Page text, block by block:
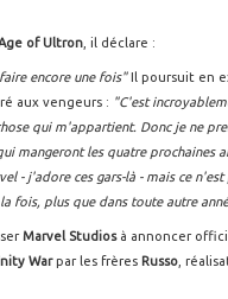
of Ultron , il déclare :
encore une fois"Il poursuit en
aux vengeurs : "C'est
qui m'appartient. Donc je ne
mangeront les quatre prochaines
- j'adore ces gars-là - mais ce
fois, plus que dans toute autre
Marvel Studiosà annoncer
Warpar les frères Russo ,